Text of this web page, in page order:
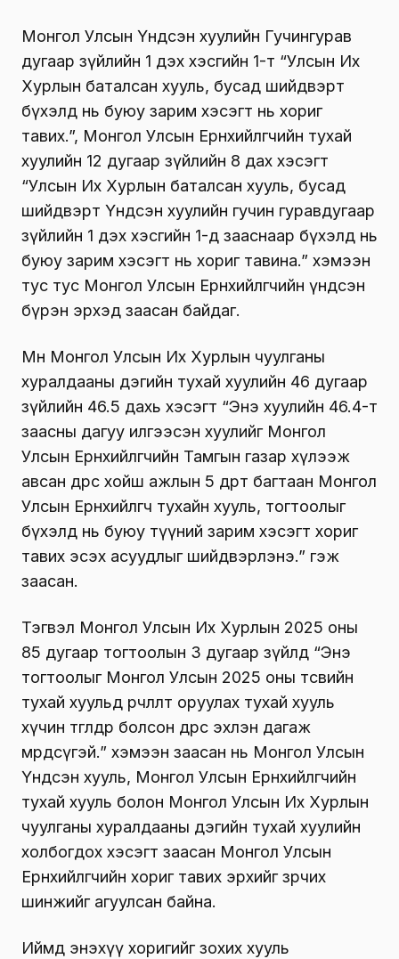
Монгол Улсын Үндсэн хуулийн Гучингурав
дугаар зүйлийн 1 дэх хэсгийн 1-т “Улсын Их
Хурлын баталсан хууль, бусад шийдвэрт
бүхэлд нь буюу зарим хэсэгт нь хориг
тавих.”, Монгол Улсын Ерөнхийлөгчийн тухай
хуулийн 12 дугаар зүйлийн 8 дах хэсэгт
“Улсын Их Хурлын баталсан хууль, бусад
шийдвэрт Үндсэн хуулийн гучин гуравдугаар
зүйлийн 1 дэх хэсгийн 1-д зааснаар бүхэлд нь
буюу зарим хэсэгт нь хориг тавина.” хэмээн
тус тус Монгол Улсын Ерөнхийлөгчийн үндсэн
бүрэн эрхэд заасан байдаг.
Мөн Монгол Улсын Их Хурлын чуулганы
хуралдааны дэгийн тухай хуулийн 46 дугаар
зүйлийн 46.5 дахь хэсэгт “Энэ хуулийн 46.4-т
заасны дагуу илгээсэн хуулийг Монгол
Улсын Ерөнхийлөгчийн Тамгын газар хүлээж
авсан өдрөөс хойш ажлын 5 өдөрт багтаан Монгол
Улсын Ерөнхийлөгч тухайн хууль, тогтоолыг
бүхэлд нь буюу түүний зарим хэсэгт хориг
тавих эсэх асуудлыг шийдвэрлэнэ.” гэж
заасан.
Тэгвэл Монгол Улсын Их Хурлын 2025 оны
85 дугаар тогтоолын 3 дугаар зүйлд “Энэ
тогтоолыг Монгол Улсын 2025 оны төсвийн
тухай хуульд өөрчлөлт оруулах тухай хууль
хүчин төгөлдөр болсон өдрөөс эхлэн дагаж
мөрдсүгэй.” хэмээн заасан нь Монгол Улсын
Үндсэн хууль, Монгол Улсын Ерөнхийлөгчийн
тухай хууль болон Монгол Улсын Их Хурлын
чуулганы хуралдааны дэгийн тухай хуулийн
холбогдох хэсэгт заасан Монгол Улсын
Ерөнхийлөгчийн хориг тавих эрхийг зөрчих
шинжийг агуулсан байна.
Иймд энэхүү хоригийг зохих хууль